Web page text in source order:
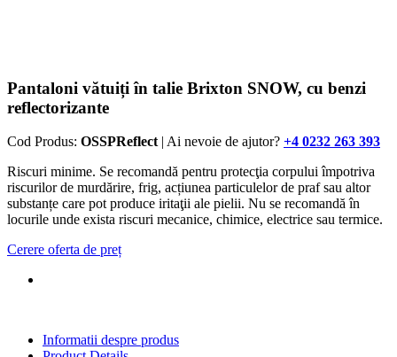
Pantaloni vătuiți în talie Brixton SNOW, cu benzi
reflectorizante
Cod Produs: OSSPReflect | Ai nevoie de ajutor? +4 0232 263 393
Riscuri minime. Se recomandă pentru protecţia corpului împotriva
riscurilor de murdărire, frig, acțiunea particulelor de praf sau altor
substanțe care pot produce iritaţii ale pielii. Nu se recomandă în
locurile unde exista riscuri mecanice, chimice, electrice sau termice.
Cerere oferta de preț
Informatii despre produs